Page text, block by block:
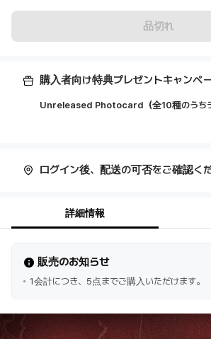
品切れ
購入者向け特典プレゼントキャンペ
Unreleased Photocard（全10種のうちラ
ログイン後、配送の可否をご確認くだ
詳細情報
販売のお知らせ
1会計につき、5点までご購入いただけます。